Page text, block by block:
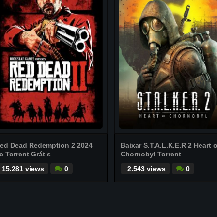
Dead Redemption 2 2024
Torrent Grátis
15.281 views
0
Baixar S.T.A.L.K.E.R 2 Heart
Chornobyl Torrent
2.543 views
0